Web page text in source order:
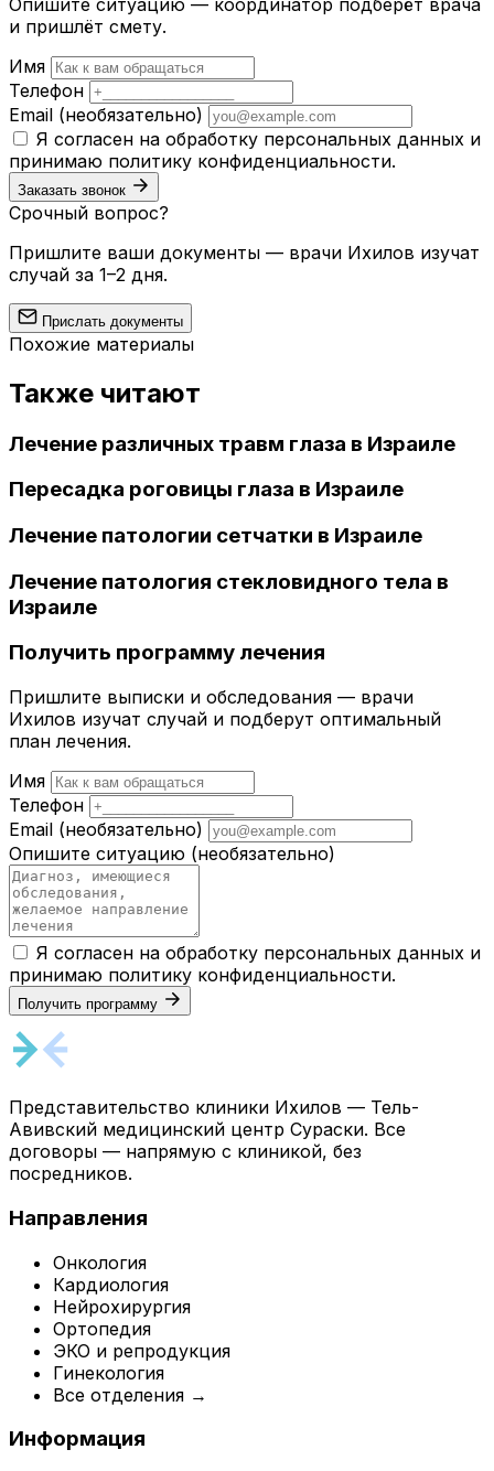
и пришлёт смету.
Имя
Телефон
Email (необязательно)
Я согласен на обработку персональных данных и
принимаю политику конфиденциальности.
Заказать звонок
Срочный вопрос?
Пришлите ваши документы — врачи Ихилов изучат
случай за 1–2 дня.
Прислать документы
Похожие материалы
Также читают
Лечение различных травм глаза в Израиле
Пересадка роговицы глаза в Израиле
Лечение патологии сетчатки в Израиле
Лечение патология стекловидного тела в
Израиле
Получить программу лечения
Пришлите выписки и обследования — врачи
Ихилов изучат случай и подберут оптимальный
план лечения.
Имя
Телефон
Email (необязательно)
Опишите ситуацию (необязательно)
Я согласен на обработку персональных данных и
принимаю политику конфиденциальности.
Получить программу
Представительство клиники Ихилов — Тель-
Авивский медицинский центр Сураски. Все
договоры — напрямую с клиникой, без
посредников.
Направления
Онкология
Кардиология
Нейрохирургия
Ортопедия
ЭКО и репродукция
Гинекология
Все отделения →
Информация